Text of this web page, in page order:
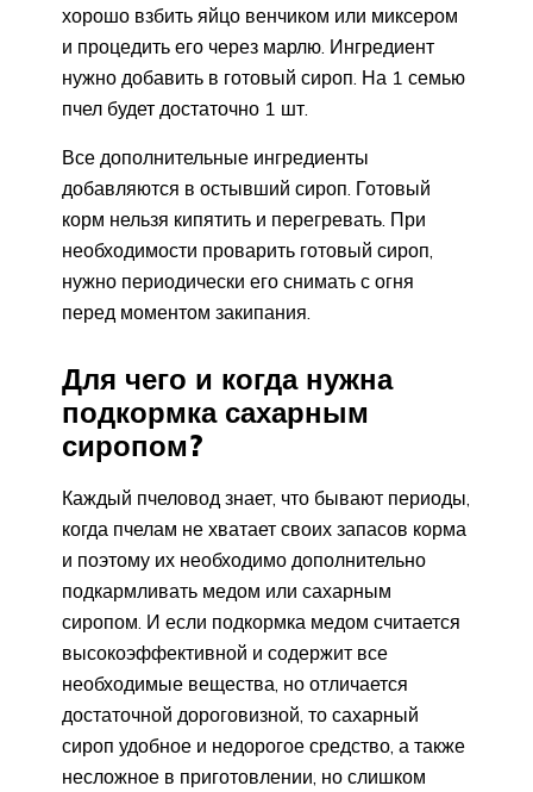
хорошо взбить яйцо венчиком или миксером
и процедить его через марлю. Ингредиент
нужно добавить в готовый сироп. На 1 семью
пчел будет достаточно 1 шт.
Все дополнительные ингредиенты
добавляются в остывший сироп. Готовый
корм нельзя кипятить и перегревать. При
необходимости проварить готовый сироп,
нужно периодически его снимать с огня
перед моментом закипания.
Для чего и когда нужна
подкормка сахарным
сиропом?
Каждый пчеловод знает, что бывают периоды,
когда пчелам не хватает своих запасов корма
и поэтому их необходимо дополнительно
подкармливать медом или сахарным
сиропом. И если подкормка медом считается
высокоэффективной и содержит все
необходимые вещества, но отличается
достаточной дороговизной, то сахарный
сироп удобное и недорогое средство, а также
несложное в приготовлении, но слишком